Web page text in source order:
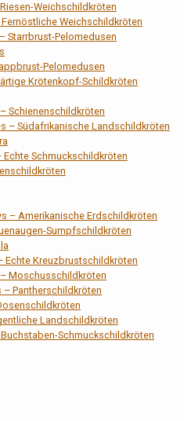
Weichschildkröten
Weichschildkröten
Starrbrust-Pelomedusen
Pelomedusen
Krötenkopf-Schildkröten
Schienenschildkröten
– Südafrikanische Landschildkröten
Schmuckschildkröten
– Amerikanische Erdschildkröten
Sumpfschildkröten
Echte Kreuzbrustschildkröten
Moschusschildkröten
Pantherschildkröten
Landschildkröten
Schmuckschildkröten